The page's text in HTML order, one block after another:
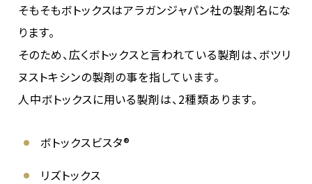
そもそもボトックスはアラガンジャパン社の製剤名にな
ります。
そのため、広くボトックスと言われている製剤は、ボツリ
ヌストキシンの製剤の事を指しています。
人中ボトックスに用いる製剤は、2種類あります。
ボトックスビスタ®
リズトックス